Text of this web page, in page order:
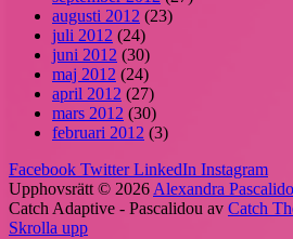
augusti 2012 (23)
juli 2012 (24)
juni 2012 (30)
maj 2012 (24)
april 2012 (27)
mars 2012 (30)
februari 2012 (3)
Facebook Twitter LinkedIn Instagram
Upphovsrätt © 2026 Alexandra
Catch Adaptive - Pascalidou av Catch
Skrolla upp